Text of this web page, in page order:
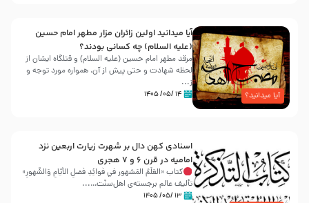
آیا میدانید؟
آیا میدانید اولین زائران مزار مطهر امام حسین
(علیه السلام) چه کسانی بودند؟
مرقد مطهر امام حسین (علیه السلام) و قتلگاه ایشان از
لحظه شهادت و حتی پیش از آن، همواره مورد توجه و
ز...
۱۴ /۰۵/ ۱۴۰۵
اسنادی کهن دال بر شهرت زیارت اربعین نزد
امامیه در قرن ۶ و ۷ هجری
کتاب «العَلَمُ المَشهور في فَوائِدِ فَضلِ الأيّامِ وَالشُّهورِ»
تألیف عالم برجسته‌ی اهل‌سنّت…...
۱۳ /۰۵/ ۱۴۰۵